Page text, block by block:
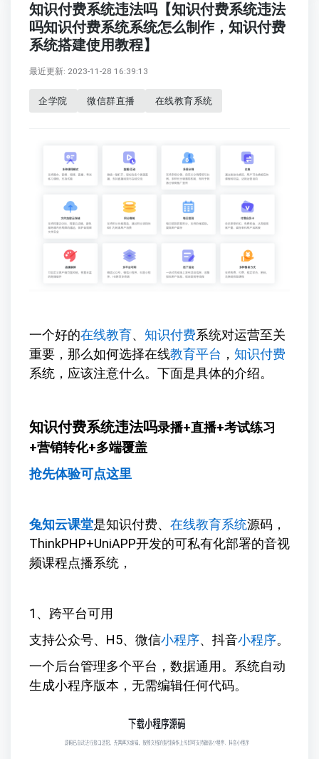
知识付费系统违法吗【知识付费系统违法
吗知识付费系统系统怎么制作，知识付费
系统搭建使用教程】
最近更新: 2023-11-28 16:39:13
企学院 微信群直播 在线教育系统
一个好的在线教育、 知识付费系统对运营至关
重要，那么如何选择在线教育平台 ， 知识付费
系统，应该注意什么。下面是具体的介绍。
知识付费系统违法吗录播+直播+考试练习
+营销转化+多端覆盖
抢先体验可点这里
兔知云课堂是知识付费、 在线教育系统源码，
ThinkPHP+UniAPP开发的可私有化部署的音视
频课程点播系统，
1、跨平台可用
支持公众号、H5、微信小程序、抖音小程序。
一个后台管理多个平台，数据通用。系统自动
生成小程序版本，无需编辑任何代码。